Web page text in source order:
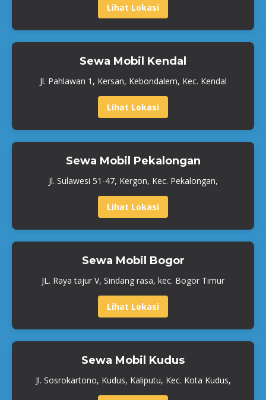
Lihat Lokasi
Sewa Mobil Kendal
Jl. Pahlawan 1, Kersan, Kebondalem, Kec. Kendal
Lihat Lokasi
Sewa Mobil Pekalongan
Jl. Sulawesi 51-47, Kergon, Kec. Pekalongan,
Lihat Lokasi
Sewa Mobil Bogor
JL. Raya tajur V, Sindang rasa, kec. Bogor Timur
Lihat Lokasi
Sewa Mobil Kudus
Jl. Sosrokartono, Kudus, Kaliputu, Kec. Kota Kudus,